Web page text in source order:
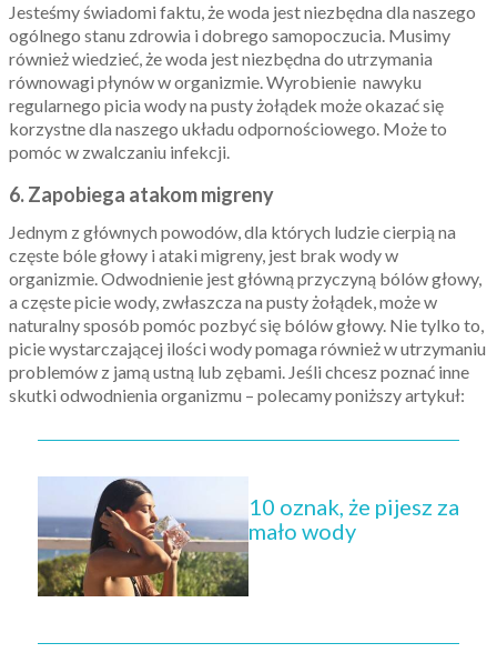
Jesteśmy świadomi faktu, że woda jest niezbędna dla naszego
ogólnego stanu zdrowia i dobrego samopoczucia. Musimy
również wiedzieć, że woda jest niezbędna do utrzymania
równowagi płynów w organizmie. Wyrobienie nawyku
regularnego picia wody na pusty żołądek może okazać się
korzystne dla naszego układu odpornościowego. Może to
pomóc w zwalczaniu infekcji.
6. Zapobiega atakom migreny
Jednym z głównych powodów, dla których ludzie cierpią na
częste bóle głowy i ataki migreny, jest brak wody w
organizmie.Odwodnienie jest główną przyczyną bólów głowy,
a częste picie wody, zwłaszcza na pusty żołądek, może w
naturalny sposób pomóc pozbyć się bólów głowy. Nie tylko to,
picie wystarczającej ilości wody pomaga również w utrzymaniu
problemów z jamą ustną lub zębami. Jeśli chcesz poznać inne
skutki odwodnienia organizmu – polecamy poniższy artykuł:
10 oznak, że pijesz za
mało wody